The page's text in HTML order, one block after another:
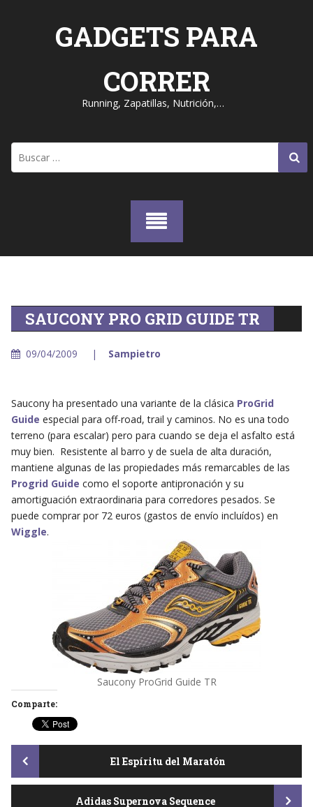
GADGETS PARA
CORRER
Running, Zapatillas, Nutrición,…
SAUCONY PRO GRID GUIDE TR
09/04/2009 Sampietro
Saucony ha presentado una variante de la clásica ProGrid
Guide especial para off-road, trail y caminos. No es una todo
terreno (para escalar) pero para cuando se deja el asfalto está
muy bien. Resistente al barro y de suela de alta duración,
mantiene algunas de las propiedades más remarcables de las
Progrid Guide como el soporte antipronación y su
amortiguación extraordinaria para corredores pesados. Se
puede comprar por 72 euros (gastos de envío incluídos) en
Wiggle.
Saucony ProGrid Guide TR
Comparte:
Post
El Espíritu del Maratón
Adidas Supernova Sequence